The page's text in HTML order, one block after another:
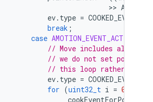
>>
ev. type =
break ;
case
// Move includes all
// we do not set
// this loop rather than
ev. type =
for (uint32_t i = 0